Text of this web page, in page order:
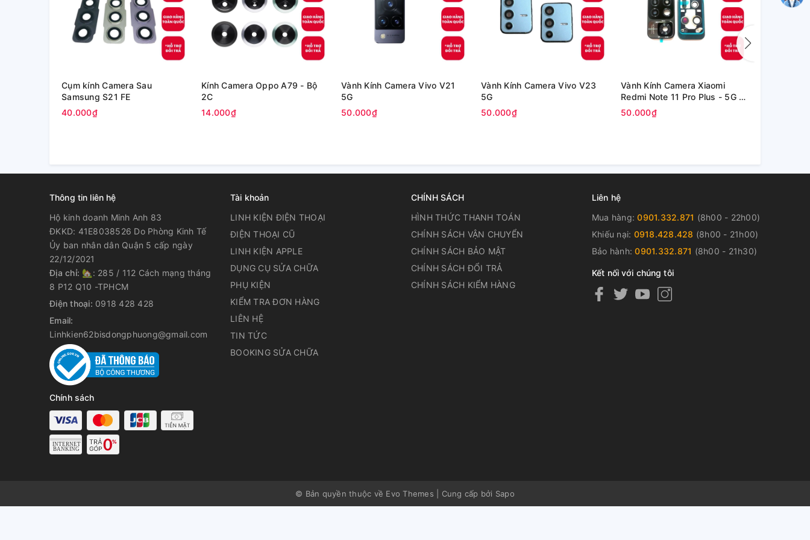
Cụm kính Camera Sau
Samsung S21 FE
40.000₫
Kính Camera Oppo A79 - Bộ
2C
14.000₫
Vành Kính Camera Vivo V21
5G
50.000₫
Vành Kính Camera Vivo V23
5G
50.000₫
Vành Kính Camera Xiaomi
Redmi Note 11 Pro Plus - 5G /
Redmi Note 11 Pro+ 5G
50.000₫
Thông tin liên hệ
Hộ kinh doanh Minh Anh 83
ĐKKD: 41E8038526 Do Phòng Kinh Tế
Ủy ban nhân dân Quận 5 cấp ngày
22/12/2021
Địa chỉ: 🏡: 285 / 112 Cách mạng tháng
8 P12 Q10 -TPHCM
Điện thoại: 0918 428 428
Email:
Linhkien62bisdongphuong@gmail.com
Chính sách
Tài khoản
LINH KIỆN ĐIỆN THOẠI
ĐIỆN THOẠI CŨ
LINH KIỆN APPLE
DỤNG CỤ SỬA CHỮA
PHỤ KIỆN
KIỂM TRA ĐƠN HÀNG
LIÊN HỆ
TIN TỨC
BOOKING SỬA CHỮA
CHÍNH SÁCH
HÌNH THỨC THANH TOÁN
CHÍNH SÁCH VẬN CHUYỂN
CHÍNH SÁCH BẢO MẬT
CHÍNH SÁCH ĐỔI TRẢ
CHÍNH SÁCH KIỂM HÀNG
Liên hệ
Mua hàng:0901.332.871 (8h00 - 22h00)
Khiếu nại: 0918.428.428 (8h00 - 21h00)
Bảo hành:0901.332.871 (8h00 - 21h30)
Kết nối với chúng tôi
© Bản quyền thuộc về Evo Themes Cung cấp bởi Sapo